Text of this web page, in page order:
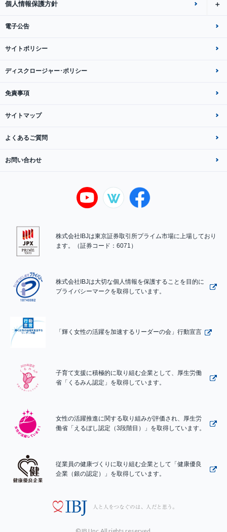
個人情報保護方針
電子公告
サイトポリシー
ディスクロージャー･ポリシー
免責事項
サイトマップ
よくあるご質問
お問い合わせ
株式会社IBJは東京証券取引所プライム市場に上場しており
ます。（証券コード：6071）
株式会社IBJは大切な個人情報を保護することを目的に
プライバシーマークを取得しています。
「輝く女性の活躍を加速するリーダーの会」行動宣言
子育て支援に積極的に取り組む企業として、厚生労働
省「くるみん認定」を取得しています。
女性の活躍推進に関する取り組みが評価され、厚生労
働省「えるぼし認定（3段階目）」を取得しています。
従業員の健康づくりに取り組む企業として「健康優良
企業（銀の認定）」を取得しています。